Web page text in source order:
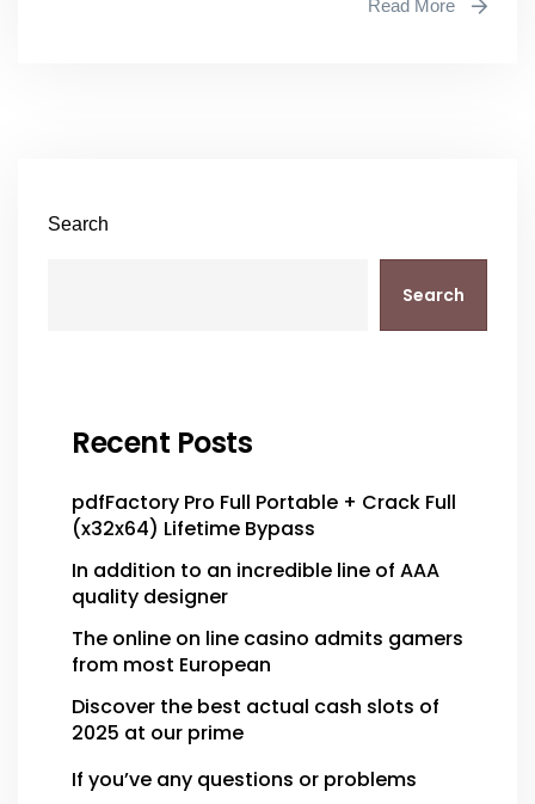
Read More
Search
Search
Recent Posts
pdfFactory Pro Full Portable + Crack Full
(x32x64) Lifetime Bypass
In addition to an incredible line of AAA
quality designer
The online on line casino admits gamers
from most European
Discover the best actual cash slots of
2025 at our prime
If you’ve any questions or problems